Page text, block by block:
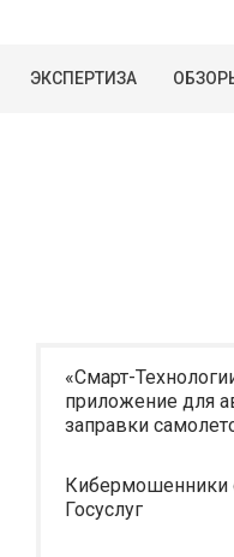
ЭКСПЕРТИЗА
«Смарт-
приложение для
заправки
Кибермошенники
Госуслуг